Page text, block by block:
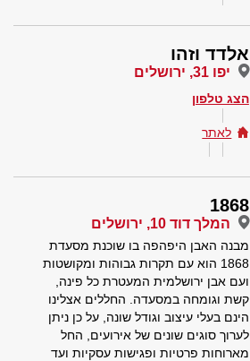
אלדד וזהו
יפו 31, ירושלים
הצג טלפון
לאתר
1868
המלך דוד 10, ירושלים
מבנה האבן היפהפה בו שוכנת מסעדת
1868 הוא עם תקרות גבוהות ומקושטות
ועם אבן ירושלמית המעטרת כל פינה,
קשת וגומחה במסעדה. החללים אצלינו
הינם בעלי עיצוב וגודל שונה, על כן ניתן
לערוך סוגים שונים של אירועים, החל
מארוחות פרטיות ופגישות עסקיות ועד